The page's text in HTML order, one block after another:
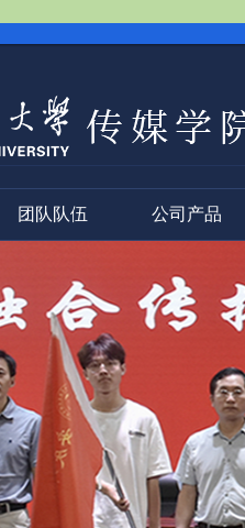
团队队伍 公司产品